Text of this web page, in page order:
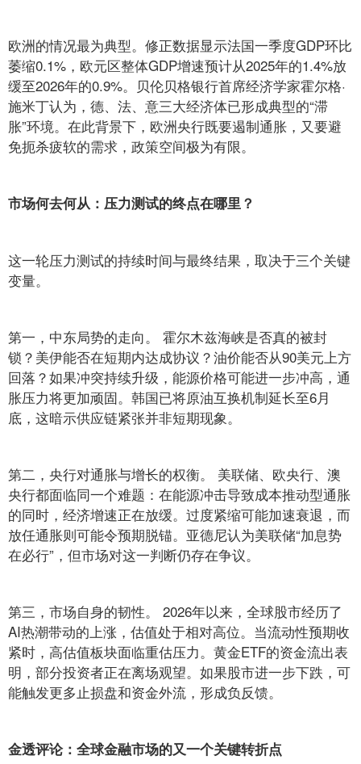
欧洲的情况最为典型。修正数据显示法国一季度GDP环比
萎缩0.1%，欧元区整体GDP增速预计从2025年的1.4%放
缓至2026年的0.9%。贝伦贝格银行首席经济学家霍尔格·
施米丁认为，德、法、意三大经济体已形成典型的“滞
胀”环境。在此背景下，欧洲央行既要遏制通胀，又要避
免扼杀疲软的需求，政策空间极为有限。
市场何去何从：压力测试的终点在哪里？
这一轮压力测试的持续时间与最终结果，取决于三个关键
变量。
第一，中东局势的走向。 霍尔木兹海峡是否真的被封
锁？美伊能否在短期内达成协议？油价能否从90美元上方
回落？如果冲突持续升级，能源价格可能进一步冲高，通
胀压力将更加顽固。韩国已将原油互换机制延长至6月
底，这暗示供应链紧张并非短期现象。
第二，央行对通胀与增长的权衡。 美联储、欧央行、澳
央行都面临同一个难题：在能源冲击导致成本推动型通胀
的同时，经济增速正在放缓。过度紧缩可能加速衰退，而
放任通胀则可能令预期脱锚。亚德尼认为美联储“加息势
在必行”，但市场对这一判断仍存在争议。
第三，市场自身的韧性。 2026年以来，全球股市经历了
AI热潮带动的上涨，估值处于相对高位。当流动性预期收
紧时，高估值板块面临重估压力。黄金ETF的资金流出表
明，部分投资者正在离场观望。如果股市进一步下跌，可
能触发更多止损盘和资金外流，形成负反馈。
金透评论：全球金融市场的又一个关键转折点